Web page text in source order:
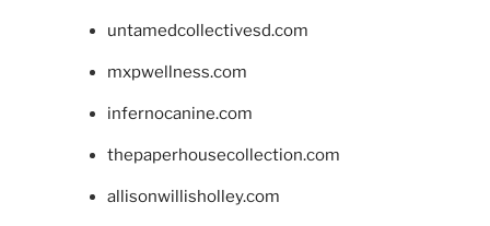
untamedcollectivesd.com
mxpwellness.com
infernocanine.com
thepaperhousecollection.com
allisonwillisholley.com